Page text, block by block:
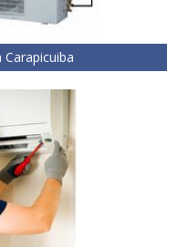
Carapicuiba